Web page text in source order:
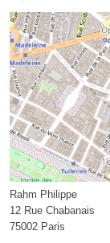
Rahm Philippe
12 Rue Chabanais
75002 Paris